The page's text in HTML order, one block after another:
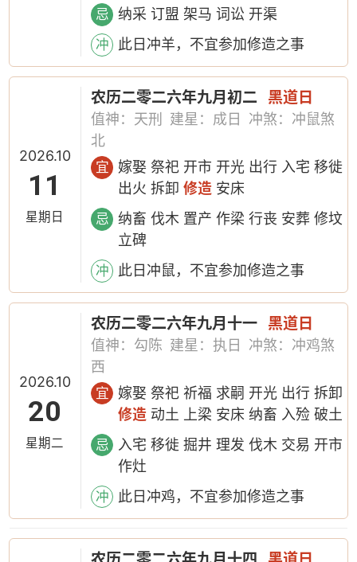
忌 纳采 订盟 架马 词讼 开渠
冲 此日冲羊，不宜参加修造之事
2026.10
11
星期日
农历二零二六年九月初二 黑道日
值神：天刑 建星：成日
冲煞：冲鼠煞
北
宜
嫁娶 祭祀 开市 开光 出行 入宅 移徙
出火 拆卸修造 安床
忌
纳畜 伐木 置产 作梁 行丧 安葬 修坟
立碑
冲 此日冲鼠，不宜参加修造之事
2026.10
20
星期二
农历二零二六年九月十一 黑道日
值神：勾陈 建星：执日
冲煞：冲鸡煞
西
宜
嫁娶 祭祀 祈福 求嗣 开光 出行 拆卸
修造 动土 上梁 安床 纳畜 入殓 破土
忌
入宅 移徙 掘井 理发 伐木 交易 开市
作灶
冲 此日冲鸡，不宜参加修造之事